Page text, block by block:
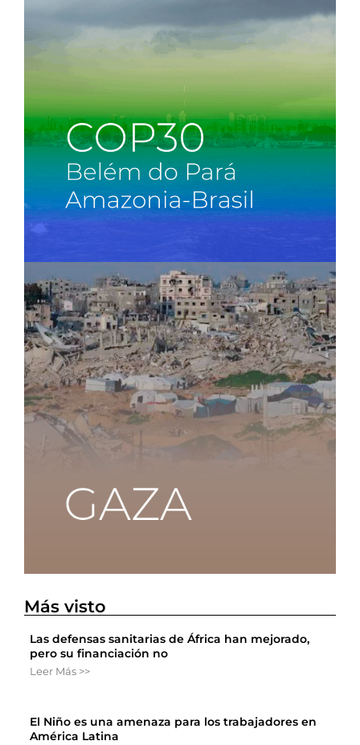
Más visto
Las defensas sanitarias de África han mejorado,
pero su financiación no
Leer Más >>
El Niño es una amenaza para los trabajadores en
América Latina